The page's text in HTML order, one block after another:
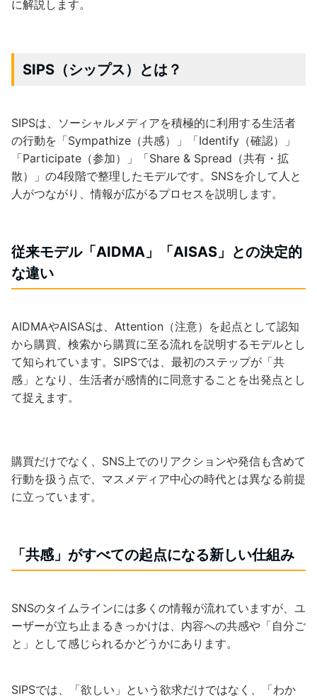
に解説します。
SIPS（シップス）とは？
SIPSは、ソーシャルメディアを積極的に利用する生活者
の行動を「Sympathize（共感）」「Identify（確認）」
「Participate（参加）」「Share & Spread（共有・拡
散）」の4段階で整理したモデルです。SNSを介して人と
人がつながり、情報が広がるプロセスを説明します。
従来モデル「AIDMA」「AISAS」との決定的
な違い
AIDMAやAISASは、Attention（注意）を起点として認知
から購買、検索から購買に至る流れを説明するモデルとし
て知られています。SIPSでは、最初のステップが「共
感」となり、生活者が感情的に同意することを出発点とし
て捉えます。
購買だけでなく、SNS上でのリアクションや発信も含めて
行動を扱う点で、マスメディア中心の時代とは異なる前提
に立っています。
「共感」がすべての起点になる新しい仕組み
SNSのタイムラインには多くの情報が流れていますが、ユ
ーザーが立ち止まるきっかけは、内容への共感や「自分ご
と」として感じられるかどうかにあります。
SIPSでは、「欲しい」という欲求だけではなく、「わか